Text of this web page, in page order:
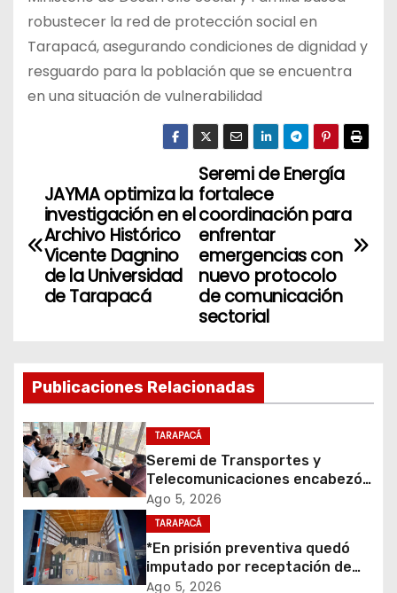
robustecer la red de protección social en
Tarapacá, asegurando condiciones de dignidad y
resguardo para la población que se encuentra
en una situación de vulnerabilidad
v
a
c
i
ó
n
d
Seremi de Energía
fortalece
coordinación para
enfrentar
emergencias con
nuevo protocolo
de comunicación
sectorial
JAYMA optimiza la
investigación en el
Archivo Histórico
Vicente Dagnino
de la Universidad
de Tarapacá
Publicaciones Relacionadas
TARAPACÁ
Seremi de Transportes y
Telecomunicaciones encabezó
primera mesa de coordinación
para el retiro de cables en
desuso en Iquique
Ago 5, 2026
TARAPACÁ
*En prisión preventiva quedó
imputado por receptación de
cigarrillos avaluados en $1.600
Ago 5, 2026